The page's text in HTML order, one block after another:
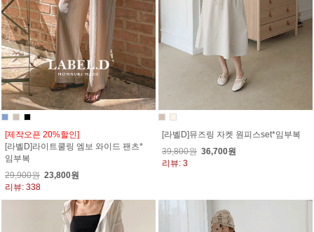
[제작오픈 20%할인]
[라벨D]라이트쿨링 엠보 와이드 팬츠*
임부복
29,900원 23,800원
리뷰: 338
[라벨D]뮤즈링 자켓 원피스set*임부복
39,800원 36,700원
리뷰: 3